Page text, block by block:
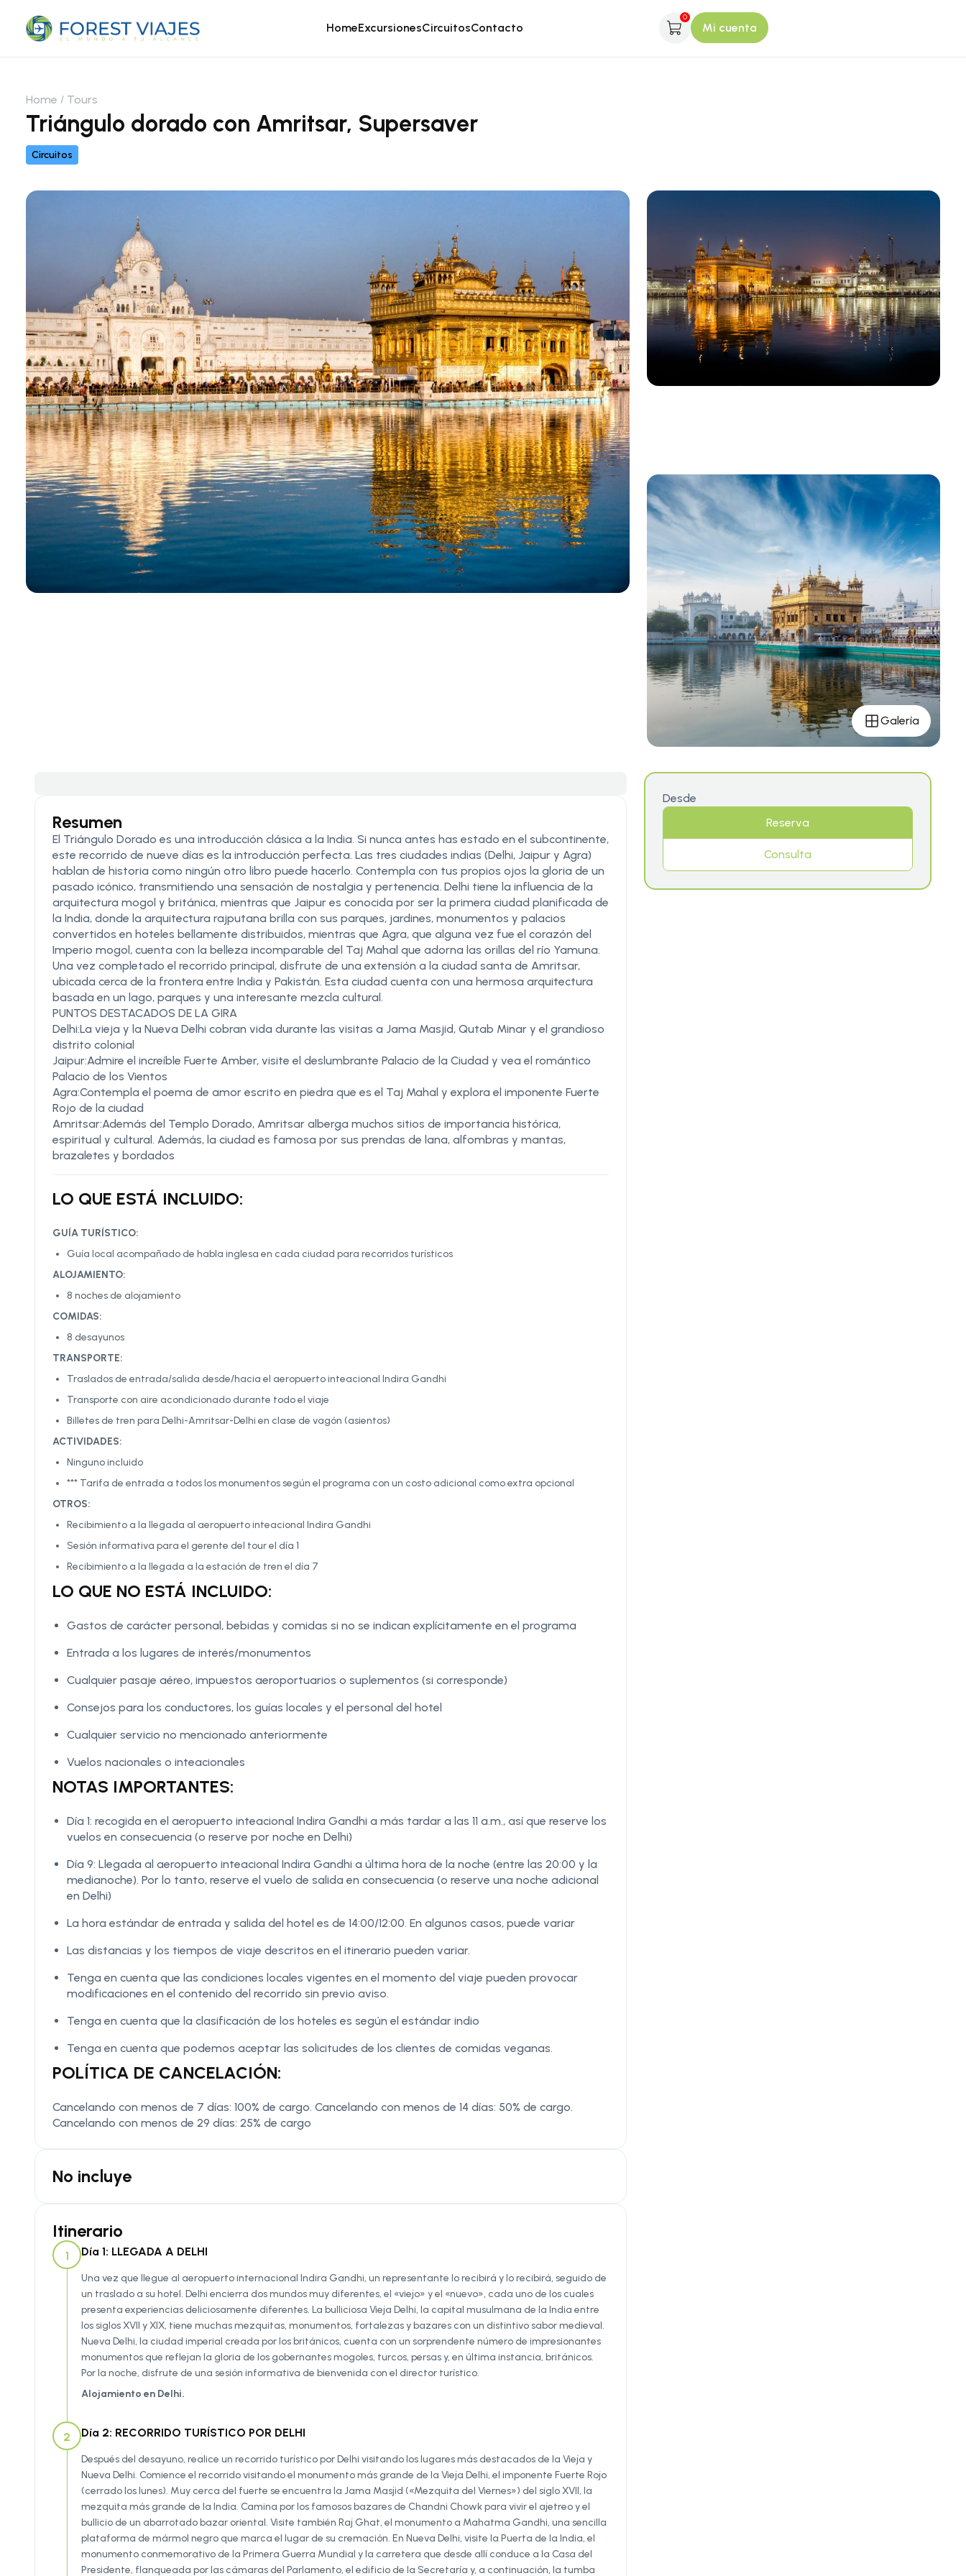
HomeExcursionesCircuitosContacto
0
Mi cuenta
Home Tours
Triángulo dorado con Amritsar, Supersaver
Circuitos
Galería
Resumen
El Triángulo Dorado es una introducción clásica a la India. Si nunca antes has estado en el subcontinente,
este recorrido de nueve días es la introducción perfecta. Las tres ciudades indias (Delhi, Jaipur y Agra)
hablan de historia como ningún otro libro puede hacerlo. Contempla con tus propios ojos la gloria de un
pasado icónico, transmitiendo una sensación de nostalgia y pertenencia. Delhi tiene la influencia de la
arquitectura mogol y británica, mientras que Jaipur es conocida por ser la primera ciudad planificada de
la India, donde la arquitectura rajputana brilla con sus parques, jardines, monumentos y palacios
convertidos en hoteles bellamente distribuidos, mientras que Agra, que alguna vez fue el corazón del
Imperio mogol, cuenta con la belleza incomparable del Taj Mahal que adorna las orillas del río Yamuna.
Una vez completado el recorrido principal, disfrute de una extensión a la ciudad santa de Amritsar,
ubicada cerca de la frontera entre India y Pakistán. Esta ciudad cuenta con una hermosa arquitectura
basada en un lago, parques y una interesante mezcla cultural.
PUNTOS DESTACADOS DE LA GIRA
Delhi:La vieja y la Nueva Delhi cobran vida durante las visitas a Jama Masjid, Qutab Minar y el grandioso
distrito colonial
Jaipur:Admire el increíble Fuerte Amber, visite el deslumbrante Palacio de la Ciudad y vea el romántico
Palacio de los Vientos
Agra:Contempla el poema de amor escrito en piedra que es el Taj Mahal y explora el imponente Fuerte
Rojo de la ciudad
Amritsar:Además del Templo Dorado, Amritsar alberga muchos sitios de importancia histórica,
espiritual y cultural. Además, la ciudad es famosa por sus prendas de lana, alfombras y mantas,
brazaletes y bordados
LO QUE ESTÁ INCLUIDO:
GUÍA TURÍSTICO:
Guía local acompañado de habla inglesa en cada ciudad para recorridos turísticos
ALOJAMIENTO:
8 noches de alojamiento
COMIDAS:
8 desayunos
TRANSPORTE:
Traslados de entrada/salida desde/hacia el aeropuerto inteacional Indira Gandhi
Transporte con aire acondicionado durante todo el viaje
Billetes de tren para Delhi-Amritsar-Delhi en clase de vagón (asientos)
ACTIVIDADES:
Ninguno incluido
*** Tarifa de entrada a todos los monumentos según el programa con un costo adicional como extra opcional
OTROS:
Recibimiento a la llegada al aeropuerto inteacional Indira Gandhi
Sesión informativa para el gerente del tour el día 1
Recibimiento a la llegada a la estación de tren el día 7
LO QUE NO ESTÁ INCLUIDO:
Gastos de carácter personal, bebidas y comidas si no se indican explícitamente en el programa
Entrada a los lugares de interés/monumentos
Cualquier pasaje aéreo, impuestos aeroportuarios o suplementos (si corresponde)
Consejos para los conductores, los guías locales y el personal del hotel
Cualquier servicio no mencionado anteriormente
Vuelos nacionales o inteacionales
NOTAS IMPORTANTES:
Día 1: recogida en el aeropuerto inteacional Indira Gandhi a más tardar a las 11 a.m., así que reserve los
vuelos en consecuencia (o reserve por noche en Delhi)
Día 9: Llegada al aeropuerto inteacional Indira Gandhi a última hora de la noche (entre las 20:00 y la
medianoche). Por lo tanto, reserve el vuelo de salida en consecuencia (o reserve una noche adicional
en Delhi)
La hora estándar de entrada y salida del hotel es de 14:00/12:00. En algunos casos, puede variar
Las distancias y los tiempos de viaje descritos en el itinerario pueden variar.
Tenga en cuenta que las condiciones locales vigentes en el momento del viaje pueden provocar
modificaciones en el contenido del recorrido sin previo aviso.
Tenga en cuenta que la clasificación de los hoteles es según el estándar indio
Tenga en cuenta que podemos aceptar las solicitudes de los clientes de comidas veganas.
POLÍTICA DE CANCELACIÓN:
Cancelando con menos de 7 días: 100% de cargo. Cancelando con menos de 14 días: 50% de cargo.
Cancelando con menos de 29 días: 25% de cargo
No incluye
Itinerario
1 Día 1: LLEGADA A DELHI
Una vez que llegue al aeropuerto internacional Indira Gandhi, un representante lo recibirá y lo recibirá, seguido de
un traslado a su hotel. Delhi encierra dos mundos muy diferentes, el «viejo» y el «nuevo», cada uno de los cuales
presenta experiencias deliciosamente diferentes. La bulliciosa Vieja Delhi, la capital musulmana de la India entre
los siglos XVII y XIX, tiene muchas mezquitas, monumentos, fortalezas y bazares con un distintivo sabor medieval.
Nueva Delhi, la ciudad imperial creada por los británicos, cuenta con un sorprendente número de impresionantes
monumentos que reflejan la gloria de los gobernantes mogoles, turcos, persas y, en última instancia, británicos.
Por la noche, disfrute de una sesión informativa de bienvenida con el director turístico.
Alojamiento en Delhi.
2 Día 2: RECORRIDO TURÍSTICO POR DELHI
Después del desayuno, realice un recorrido turístico por Delhi visitando los lugares más destacados de la Vieja y
Nueva Delhi. Comience el recorrido visitando el monumento más grande de la Vieja Delhi, el imponente Fuerte Rojo
(cerrado los lunes). Muy cerca del fuerte se encuentra la Jama Masjid («Mezquita del Viernes») del siglo XVII, la
mezquita más grande de la India. Camina por los famosos bazares de Chandni Chowk para vivir el ajetreo y el
bullicio de un abarrotado bazar oriental. Visite también Raj Ghat, el monumento a Mahatma Gandhi, una sencilla
plataforma de mármol negro que marca el lugar de su cremación. En Nueva Delhi, visite la Puerta de la India, el
monumento conmemorativo de la Primera Guerra Mundial y la carretera que desde allí conduce a la Casa del
Presidente, flanqueada por las cámaras del Parlamento, el edificio de la Secretaría y, a continuación, la tumba
Desde
Reserva
Consulta